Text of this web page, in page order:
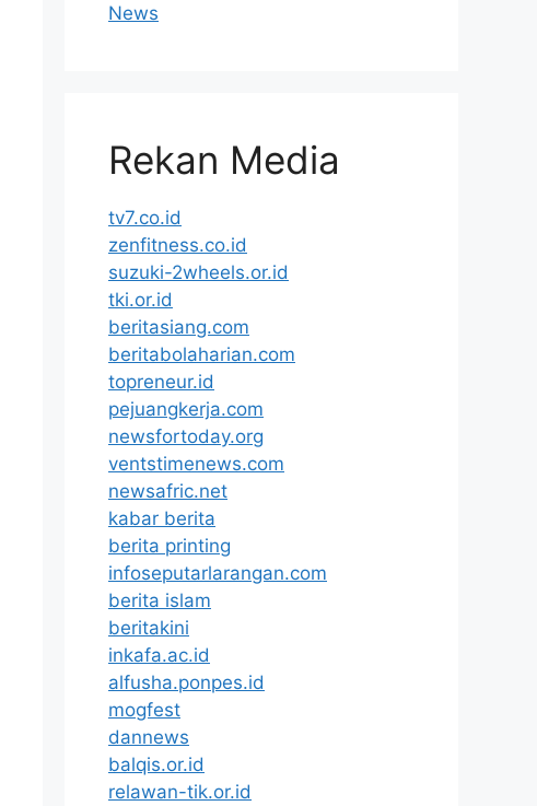
News
Rekan Media
tv7.co.id
zenfitness.co.id
suzuki-2wheels.or.id
tki.or.id
beritasiang.com
beritabolaharian.com
topreneur.id
pejuangkerja.com
newsfortoday.org
ventstimenews.com
newsafric.net
kabar berita
berita printing
infoseputarlarangan.com
berita islam
beritakini
inkafa.ac.id
alfusha.ponpes.id
mogfest
dannews
balqis.or.id
relawan-tik.or.id